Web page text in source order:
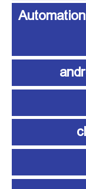
آموزش اتوماسیون صنعتی Automation